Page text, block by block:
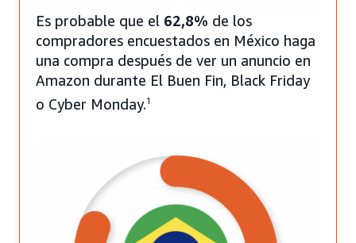
Es probable que el 62,8% de los
compradores encuestados en México haga
una compra después de ver un anuncio en
Amazon durante El Buen Fin, Black Friday
o Cyber Monday.1